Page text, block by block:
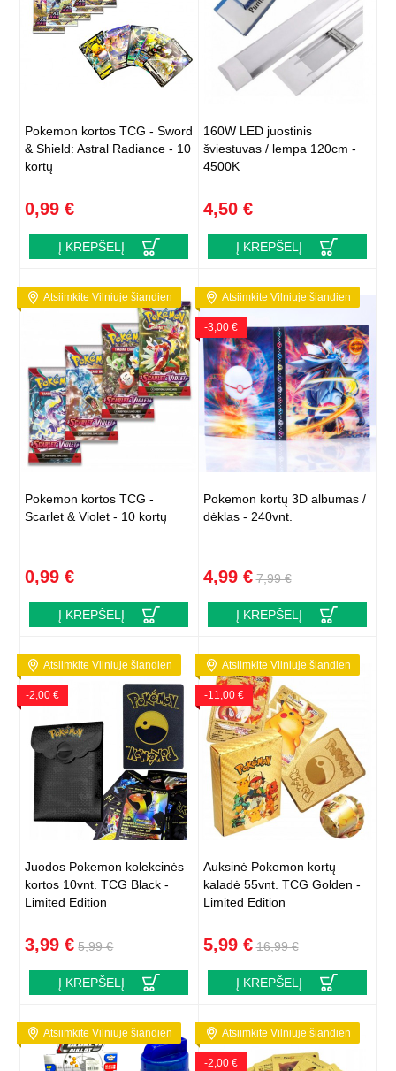
Pokemon kortos TCG - Sword
& Shield: Astral Radiance - 10
kortų
0,99 €
Į KREPŠELĮ
160W LED juostinis
šviestuvas / lempa 120cm -
4500K
4,50 €
Į KREPŠELĮ
Atsiimkite Vilniuje šiandien
Pokemon kortos TCG -
Scarlet & Violet - 10 kortų
0,99 €
Į KREPŠELĮ
Atsiimkite Vilniuje šiandien
-3,00 €
Pokemon kortų 3D albumas /
dėklas - 240vnt.
4,99 € 7,99 €
Į KREPŠELĮ
Atsiimkite Vilniuje šiandien
-2,00 €
Juodos Pokemon kolekcinės
kortos 10vnt. TCG Black -
Limited Edition
3,99 € 5,99 €
Į KREPŠELĮ
Atsiimkite Vilniuje šiandien
-11,00 €
Auksinė Pokemon kortų
kaladė 55vnt. TCG Golden -
Limited Edition
5,99 € 16,99 €
Į KREPŠELĮ
Atsiimkite Vilniuje šiandien Atsiimkite Vilniuje šiandien
-2,00 €